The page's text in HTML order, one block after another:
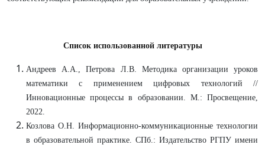
Список использованной литературы
Андреев А.А., Петрова Л.В. Методика организации уроков
математики с применением цифровых технологий //
Инновационные процессы в образовании. М.: Просвещение,
2022.
Козлова О.Н. Информационно-коммуникационные технологии
в образовательной практике. СПб.: Издательство РГПУ имени